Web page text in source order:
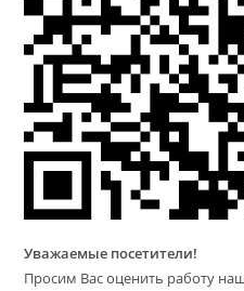
Уважаемые посетители!
Просим Вас оценить работу